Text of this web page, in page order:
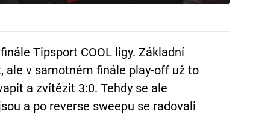
Tipsport COOL ligy. Základní
ale v samotném finále play-off už to
a zvítězit 3:0. Tehdy se ale
a po reverse sweepu se radovali